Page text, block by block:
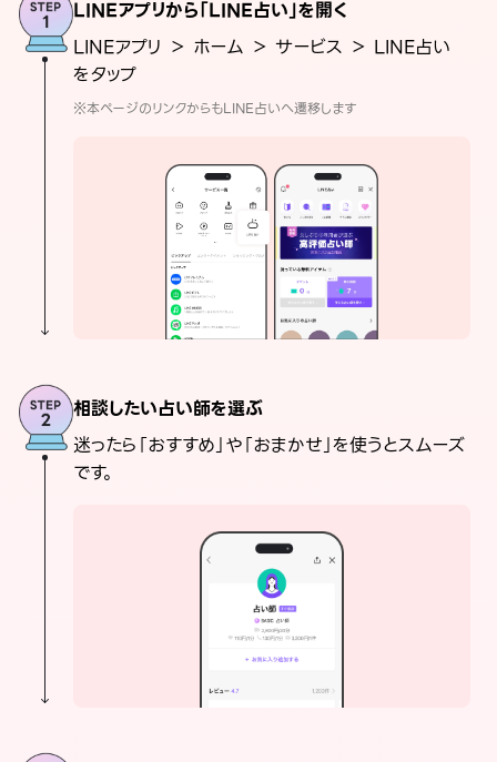
LINEアプリから「LINE占い」を開く
LINEアプリ ＞ ホーム ＞ サービス ＞ LINE占い
をタップ
※本ページのリンクからもLINE占いへ遷移します
相談したい占い師を選ぶ
迷ったら「おすすめ」や「おまかせ」を使うとスムーズ
です。